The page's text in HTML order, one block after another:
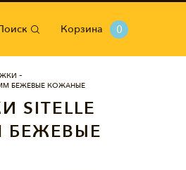
Корзина 0
БЕЖЕВЫЕ КОЖАНЫЕ
БЕЖЕВЫЕ